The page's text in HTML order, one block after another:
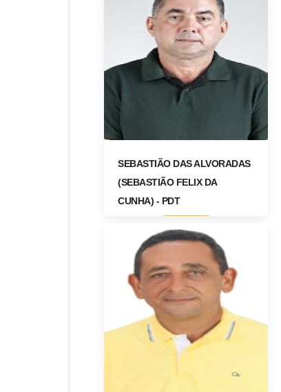
SEBASTIÃO DAS ALVORADAS
(SEBASTIÃO FELIX DA
CUNHA) - PDT